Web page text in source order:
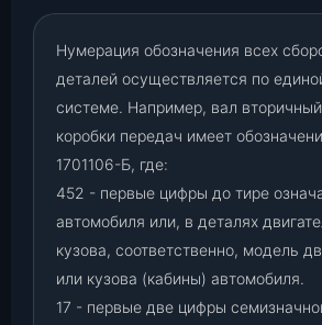
Нумерация обозначения всех
деталей осуществляется по
системе. Например, вал
коробки передач имеет
1701106-Б, где:
452 - первые цифры до тире
автомобиля или, в деталях
кузова, соответственно, модель
или кузова (кабины) автомобиля.
17 - первые две цифры